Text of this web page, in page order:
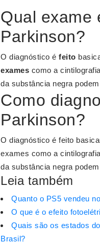
Qual exame
Parkinson?
O diagnóstico é feito
exames como a
da substância negra
Como
Parkinson?
O diagnóstico é feito
exames como a
da substância negra
Leia também
Quanto o PS5 vendeu
O que é o efeito
Quais são os estados
Brasil?